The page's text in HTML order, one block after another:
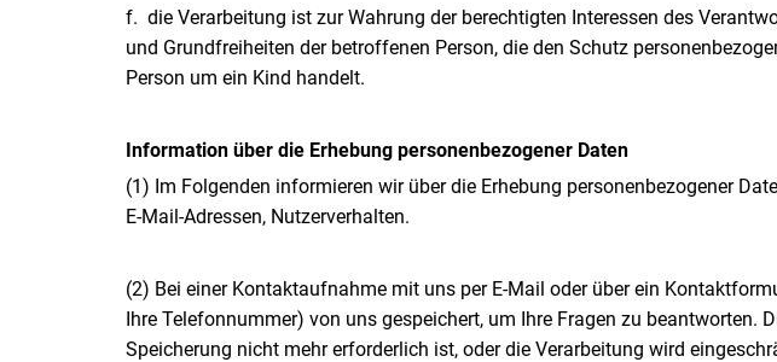
f. die Verarbeitung ist zur Wahrung der berechtigten Interessen des
und Grundfreiheiten der betroffenen Person, die den Schutz
Person um ein Kind handelt.
Information über die Erhebung personenbezogener Daten
(1) Im Folgenden informieren wir über die Erhebung personenbezogener
E-Mail-Adressen, Nutzerverhalten.
(2) Bei einer Kontaktaufnahme mit uns per E-Mail oder über ein
Ihre Telefonnummer) von uns gespeichert, um Ihre Fragen zu
Speicherung nicht mehr erforderlich ist, oder die Verarbeitung wird